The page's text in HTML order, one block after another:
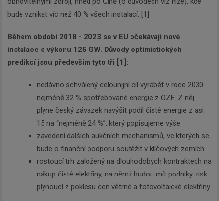
bude vznikat víc než 40 % všech instalací. [1]
Během období 2018 - 2023 se v EU očekávají nové
instalace o výkonu 125 GW. Důvody optimistických
predikcí jsou především tyto tři [1]:
nedávno schválený celounijní cíl vyrábět v roce 2030
nejméně 32 % spotřebované energie z OZE. Z něj
plyne český závazek navýšit podíl čisté energie z asi
15 na “nejméně 24 %”, který popisujeme výše
zavedení dalších aukčních mechanismů, ve kterých se
bude o finanční podporu soutěžit v klíčových zemích
rostoucí trh založený na dlouhodobých kontraktech na
nákup čisté elektřiny, na němž budou mít podniky zisk
plynoucí z poklesu cen větrné a fotovoltaické elektřiny.